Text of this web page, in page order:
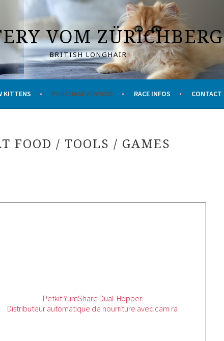
VOM ZÜRICHBERG
BRITISH LONGHAIR
KITTENS PURCHASE ADVICES RACE INFOS CONTACT
FOOD / TOOLS / GAMES
PetkitYumShare Dual-Hopper
Distributeur automatique de nourriture avec cam ra